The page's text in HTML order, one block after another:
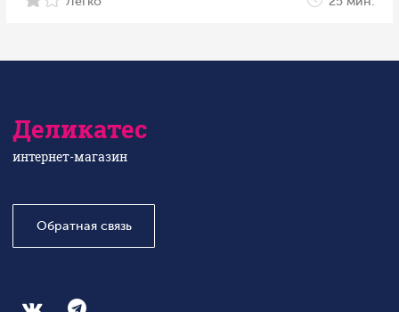
Деликатес
интернет-магазин
Обратная связь